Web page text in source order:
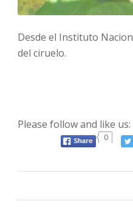
Desde el Instituto
del ciruelo.
Please follow and like us:
0